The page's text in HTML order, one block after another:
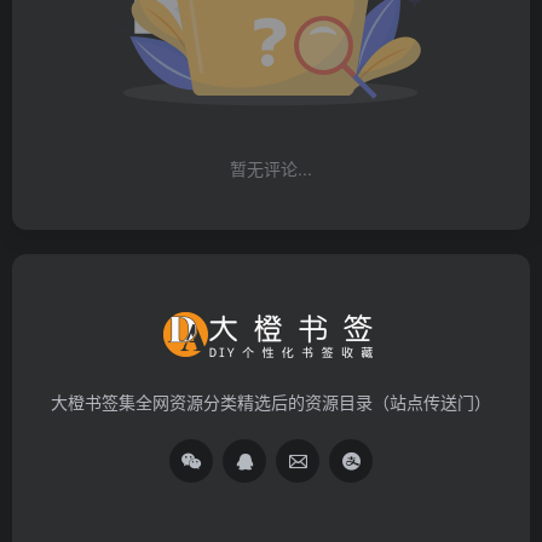
暂无评论...
大橙书签集全网资源分类精选后的资源目录（站点传送门）